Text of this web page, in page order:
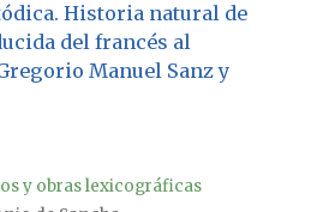
Historia natural de
del francés al
Manuel Sanz y
y obras lexicográficas